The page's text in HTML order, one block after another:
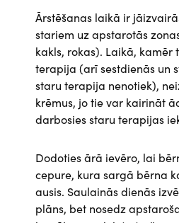
Ārstēšanas laikā ir
stariem uz apstarotās
kakls, rokas). Laikā, kamēr
terapija (arī sestdienās un
staru terapija nenotiek),
krēmus, jo tie var kairināt
darbosies staru terapijas
Dodoties ārā ievēro, lai
cepure, kura sargā bērna
ausis. Saulainās dienās
plāns, bet nosedz